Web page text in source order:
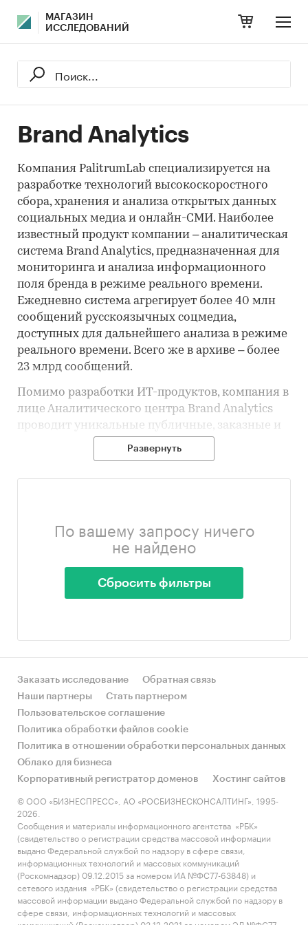
МАГАЗИН
ИССЛЕДОВАНИЙ
Brand Analytics
Компания PalitrumLab специализируется на
разработке технологий высокоскоростного
сбора, хранения и анализа открытых данных
социальных медиа и онлайн-СМИ. Наиболее
известный продукт компании – аналитическая
система Brand Analytics, предназначенная для
мониторинга и анализа информационного
поля бренда в режиме реального времени.
Ежедневно система агрегирует более 40 млн
сообщений русскоязычных соцмедиа,
доступных для дальнейшего анализа в режиме
реального времени. Всего же в архиве – более
23 млрд сообщений.
Помимо разработки ИТ-продуктов, компания в
лице Аналитического центра Brand Analytics
проводит уникальные публичные, заказные и
отраслевые исследования на основе данных
социальных медиа. Часть исследований
Развернуть
По вашему запросу ничего
не найдено
Сбросить фильтры
Заказать исследование
Обратная связь
Наши партнеры
Стать партнером
Пользовательское соглашение
Политика обработки файлов cookie
Политика в отношении обработки персональных данных
Облако для бизнеса
Корпоративный регистратор доменов
Хостинг сайтов
© ООО «БИЗНЕСПРЕСС», АО «РОСБИЗНЕСКОНСАЛТИНГ», 1995-
2026.
Сообщения и материалы информационного агентства «РБК»
(свидетельство о регистрации средства массовой информации
выдано Федеральной службой по надзору в сфере связи,
информационных технологий и массовых коммуникаций
(Роскомнадзор) 09.12.2015 за номером ИА №ФС77-63848) и
сетевого издания «РБК» (свидетельство о регистрации средства
массовой информации выдано Федеральной службой по надзору в
сфере связи, информационных технологий и массовых